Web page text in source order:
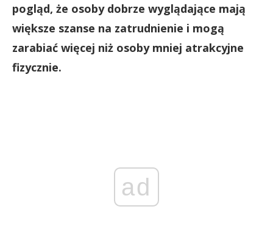
pogląd, że osoby dobrze wyglądające mają
większe szanse na zatrudnienie i mogą
zarabiać więcej niż osoby mniej atrakcyjne
fizycznie.
ad